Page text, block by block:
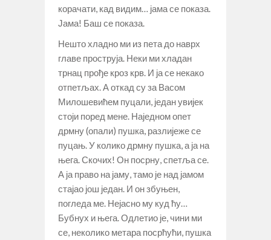
корачати, кад видим… јама се показа.
Јама! Баш се показа.
Нешто хладно ми из пета до наврх
главе проструја. Неки ми хладан
трнац прође кроз крв. И ја се некако
отпетљах. А откад су за Васом
Милошевићем пуцали, један увијек
стоји поред мене. Наједном опет
дрмну (опали) пушка, разлијеже се
пуцањ. У колико дрмну пушка, а ја на
њега. Скочих! Он посрну, спетља се.
А ја право на јаму, тамо је над јамом
стајао још један. И он збуњен,
погледа ме. Нејасно му куд ћу…
Бубнух и њега. Одлетио је, чини ми
се, неколико метара посрћући, пушка